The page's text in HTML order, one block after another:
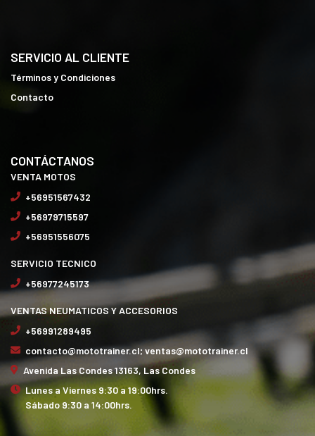
SERVICIO AL CLIENTE
Términos y Condiciones
Contacto
CONTÁCTANOS
VENTA MOTOS
+56951567432
+56979715597
+56951556075
SERVICIO TECNICO
+56977245173
VENTAS NEUMATICOS Y ACCESORIOS
+56991289495
contacto@mototrainer.cl; ventas@mototrainer.cl
Avenida Las Condes 13163, Las Condes
Lunes a Viernes 9:30 a 19:00hrs.
Sábado 9:30 a 14:00hrs.